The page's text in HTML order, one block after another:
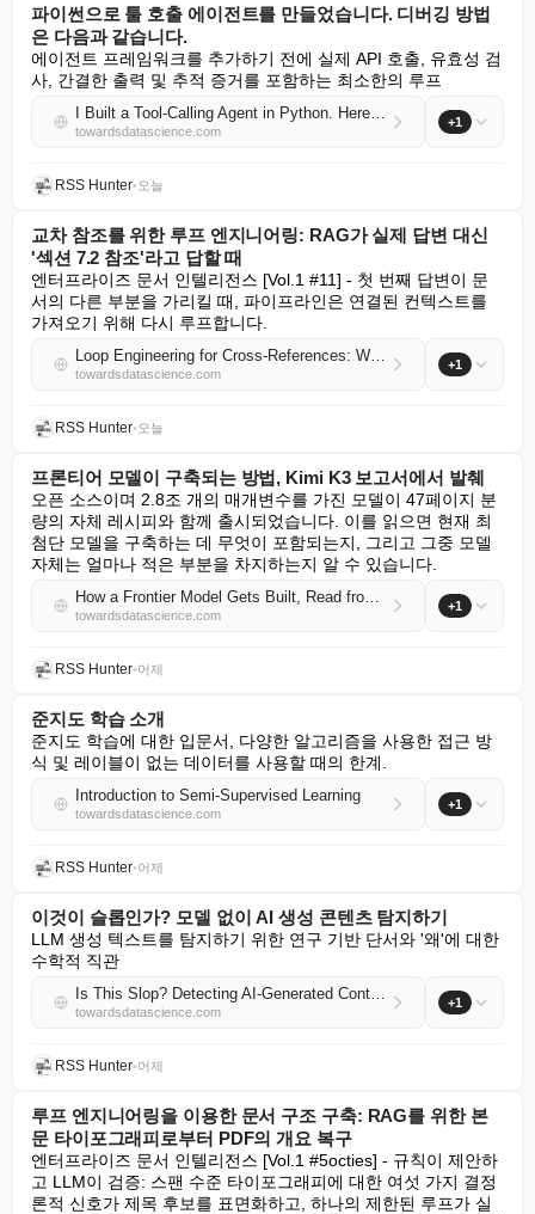
파이썬으로 툴 호출 에이전트를 만들었습니다. 디버깅 방법
은 다음과 같습니다.
에이전트 프레임워크를 추가하기 전에 실제 API 호출, 유효성 검
사, 간결한 출력 및 추적 증거를 포함하는 최소한의 루프
I Built a Tool-Calling Agent in Python. Here’s How I Debugged It
towardsdatascience.com
+1
RSS Hunter• 오늘
교차 참조를 위한 루프 엔지니어링: RAG가 실제 답변 대신
'섹션 7.2 참조'라고 답할 때
엔터프라이즈 문서 인텔리전스 [Vol.1 #11] - 첫 번째 답변이 문
서의 다른 부분을 가리킬 때, 파이프라인은 연결된 컨텍스트를
가져오기 위해 다시 루프합니다.
Loop Engineering for Cross-References: When RAG Answers ‘see Section 7.2’ Instead of the Actual Answer
towardsdatascience.com
+1
RSS Hunter• 오늘
프론티어 모델이 구축되는 방법, Kimi K3 보고서에서 발췌
오픈 소스이며 2.8조 개의 매개변수를 가진 모델이 47페이지 분
량의 자체 레시피와 함께 출시되었습니다. 이를 읽으면 현재 최
첨단 모델을 구축하는 데 무엇이 포함되는지, 그리고 그중 모델
자체는 얼마나 적은 부분을 차지하는지 알 수 있습니다.
How a Frontier Model Gets Built, Read from the Kimi K3 Report
towardsdatascience.com
+1
RSS Hunter•어제
준지도 학습 소개
준지도 학습에 대한 입문서, 다양한 알고리즘을 사용한 접근 방
식 및 레이블이 없는 데이터를 사용할 때의 한계.
Introduction to Semi-Supervised Learning
towardsdatascience.com
+1
RSS Hunter•어제
이것이 슬롭인가? 모델 없이 AI 생성 콘텐츠 탐지하기
LLM 생성 텍스트를 탐지하기 위한 연구 기반 단서와 '왜'에 대한
수학적 직관
Is This Slop? Detecting AI-Generated Content Without a Model
towardsdatascience.com
+1
RSS Hunter•어제
루프 엔지니어링을 이용한 문서 구조 구축: RAG를 위한 본
문 타이포그래피로부터 PDF의 개요 복구
엔터프라이즈 문서 인텔리전스 [Vol.1 #5octies] - 규칙이 제안하
고 LLM이 검증: 스팬 수준 타이포그래피에 대한 여섯 가지 결정
론적 신호가 제목 후보를 표면화하고, 하나의 제한된 루프가 실